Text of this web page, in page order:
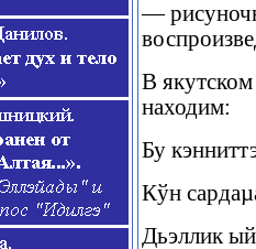
—
В
находим:
Бу
Кўн
Дьэллик